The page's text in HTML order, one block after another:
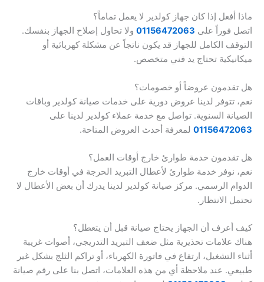
ماذا أفعل إذا كان جهاز كولدير لا يعمل تماماً؟
اتصل فوراً على 01156472063 ولا تحاول إصلاح الجهاز بنفسك.
التوقف الكامل للجهاز قد يكون ناتجاً عن مشكلة كهربائية أو
ميكانيكية تحتاج يد فني متخصص.
هل تقدمون عروضاً أو خصومات؟
نعم، تتوفر لدينا عروض دورية على خدمات صيانة كولدير وباقات
الصيانة السنوية. تواصل مع خدمة عملاء كولدير لدينا على
01156472063 لمعرفة أحدث العروض المتاحة.
هل تقدمون خدمة طوارئ خارج أوقات العمل؟
نعم، نوفر خدمة طوارئ لأعطال التبريد الحرجة في أوقات خارج
الدوام الرسمي. مركز صيانة كولدير لدينا يدرك أن بعض الأعطال لا
تحتمل الانتظار.
كيف أعرف أن الجهاز يحتاج صيانة قبل أن يتعطل؟
هناك علامات تحذيرية مثل ضعف التبريد التدريجي، أصوات غريبة
أثناء التشغيل، ارتفاع في فاتورة الكهرباء، أو تراكم الثلج بشكل غير
طبيعي. عند ملاحظة أي من هذه العلامات، اتصل بنا على رقم صيانة